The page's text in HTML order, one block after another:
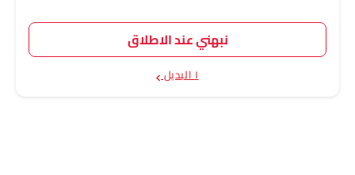
نبهني عند الاطلاق
١ البديل